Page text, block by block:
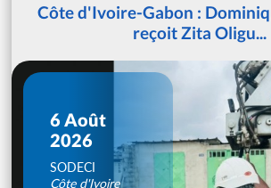
Côte d'Ivoire-Gabon :
reçoit Zita Oligu...
6 Août
2026
SODECI
Côte d'Ivoire